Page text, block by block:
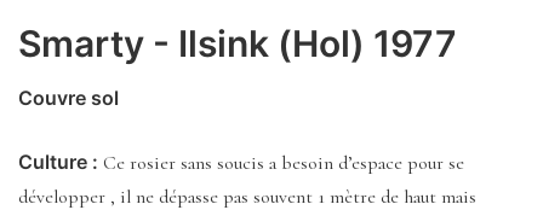
Smarty - Ilsink (Hol) 1977
Couvre sol
Culture : Ce rosier sans soucis a besoin d’espace pour se
développer , il ne dépasse pas souvent 1 mètre de haut mais